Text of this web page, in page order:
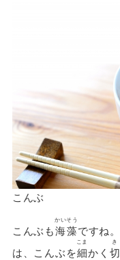
こんぶ
こんぶも海藻
かいそう
ですね。
は、こんぶを細
こま
かく 切
き